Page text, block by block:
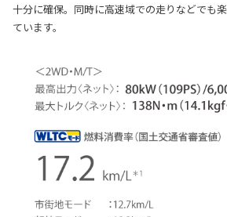
十分に確保。同時に高速域での走りなどでも
ています。